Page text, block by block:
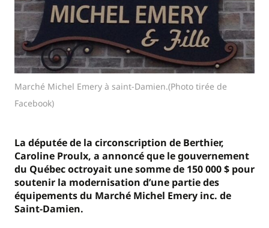
Marché Michel Emery à saint-Damien.(Photo tirée de
Facebook)
La députée de la circonscription de Berthier,
Caroline Proulx, a annoncé que le gouvernement
du Québec octroyait une somme de 150 000 $ pour
soutenir la modernisation d’une partie des
équipements du Marché Michel Emery inc. de
Saint-Damien.